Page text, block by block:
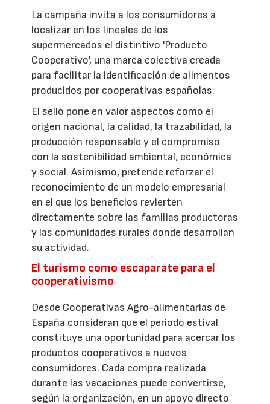
La campaña invita a los consumidores a
localizar en los lineales de los
supermercados el distintivo 'Producto
Cooperativo', una marca colectiva creada
para facilitar la identificación de alimentos
producidos por cooperativas españolas.
El sello pone en valor aspectos como el
origen nacional, la calidad, la trazabilidad, la
producción responsable y el compromiso
con la sostenibilidad ambiental, económica
y social. Asimismo, pretende reforzar el
reconocimiento de un modelo empresarial
en el que los beneficios revierten
directamente sobre las familias productoras
y las comunidades rurales donde desarrollan
su actividad.
El turismo como escaparate para el
cooperativismo
Desde Cooperativas Agro-alimentarias de
España consideran que el periodo estival
constituye una oportunidad para acercar los
productos cooperativos a nuevos
consumidores. Cada compra realizada
durante las vacaciones puede convertirse,
según la organización, en un apoyo directo